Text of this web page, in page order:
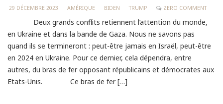
29 DÉCEMBRE 2023 AMÉRIQUE BIDEN TRUMP ZERO COMMENT
Deux grands conflits retiennent l’attention du monde,
en Ukraine et dans la bande de Gaza. Nous ne savons pas
quand ils se termineront : peut-être jamais en Israël, peut-être
en 2024 en Ukraine. Pour ce dernier, cela dépendra, entre
autres, du bras de fer opposant républicains et démocrates aux
Etats-Unis. Ce bras de fer […]